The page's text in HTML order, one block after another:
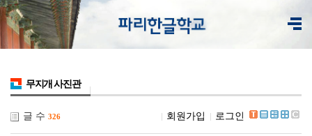
무지개 사진관
글 수 326 회원가입 로그인